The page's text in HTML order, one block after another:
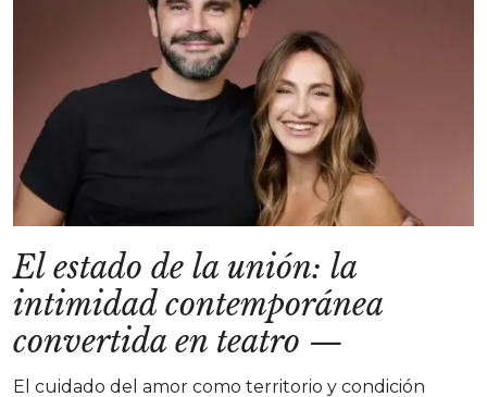
El estado de la unión: la
intimidad contemporánea
convertida en teatro —
El cuidado del amor como territorio y condición